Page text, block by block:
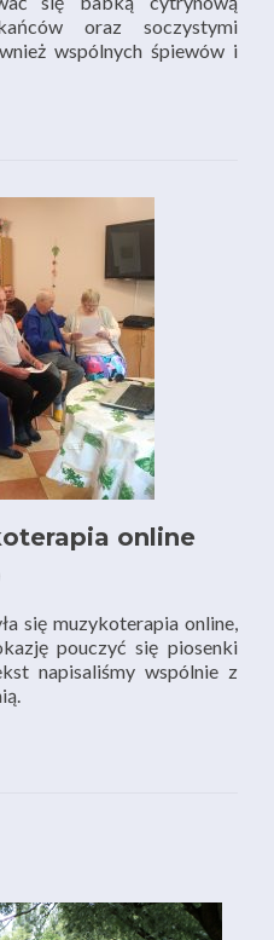
oraz soczystymi
wspólnych śpiewów i
online
się muzykoterapia online,
pouczyć się piosenki
napisaliśmy wspólnie z